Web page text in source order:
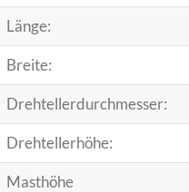
Länge:
Breite:
Drehtellerdurchmesser:
Drehtellerhöhe:
Masthöhe